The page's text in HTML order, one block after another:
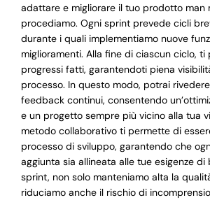
adattare e migliorare il tuo prodotto man
procediamo. Ogni sprint prevede cicli
durante i quali implementiamo nuove
miglioramenti. Alla fine di ciascun ciclo, ti
progressi fatti, garantendoti piena
processo. In questo modo, potrai
feedback continui, consentendo
e un progetto sempre più vicino alla tua
metodo collaborativo ti permette di
processo di sviluppo, garantendo che
aggiunta sia allineata alle tue esigenze di
sprint, non solo manteniamo alta la
riduciamo anche il rischio di